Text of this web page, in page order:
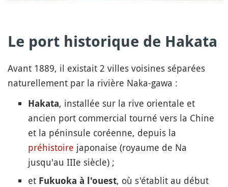
Le port historique de Hakata
Avant 1889, il existait 2 villes voisines séparées
naturellement par la rivière Naka-gawa :
Hakata, installée sur la rive orientale et
ancien port commercial tourné vers la Chine
et la péninsule coréenne, depuis la
préhistoire japonaise (royaume de Na
jusqu'au IIIe siècle) ;
et Fukuoka à l'ouest, où s'établit au début